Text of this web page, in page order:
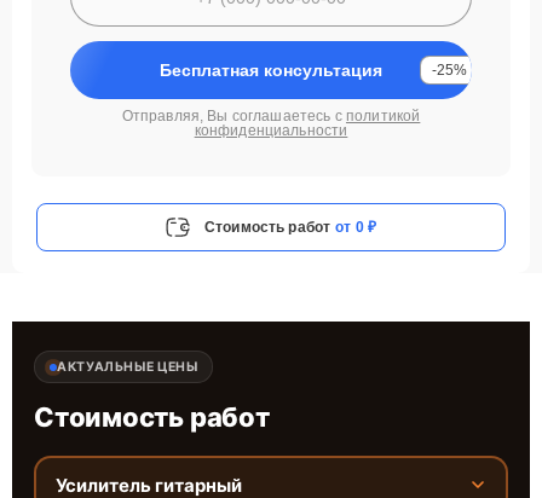
Бесплатная консультация -25%
Отправляя, Вы соглашаетесь с политикой
конфиденциальности
Стоимость работ от 0 ₽
АКТУАЛЬНЫЕ ЦЕНЫ
Стоимость работ
Усилитель гитарный